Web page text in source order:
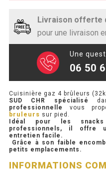
SALADETTE
SALADETTE
SALADETTE 800
MEUBLE À PIZZA
MEUBLE À
MEUBLE À PIZZA
PRÉSENTOIR À
Livraison offerte
pour une livraison
Une
06 50
Cuisinière gaz 4 brûleurs
SUD CHR
spécialisé
professionnelle
vous
bruleurs sur pied.
Idéal pour les
professionnels, il offre
entretien facile.
Grâce à son faible
petits emplacements.
INFORMATIONS